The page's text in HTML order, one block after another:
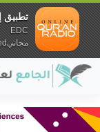
تطبيق
EDC
مجانيundefined